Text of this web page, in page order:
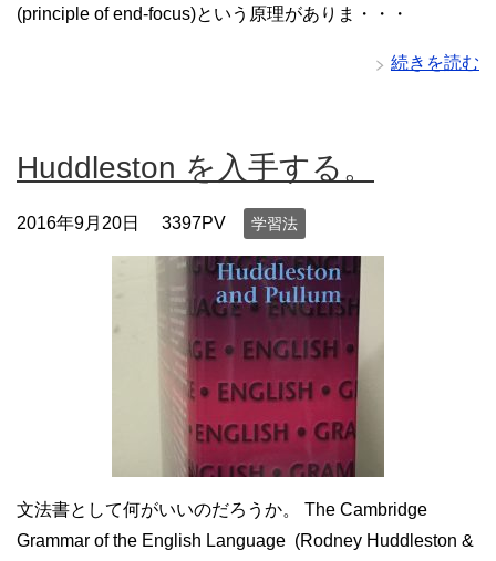
(principle of end-focus)という原理がありま・・・
続きを読む
Huddleston を入手する。
2016年9月20日 3397PV 学習法
文法書として何がいいのだろうか。 The Cambridge
Grammar of the English Language (Rodney Huddleston &